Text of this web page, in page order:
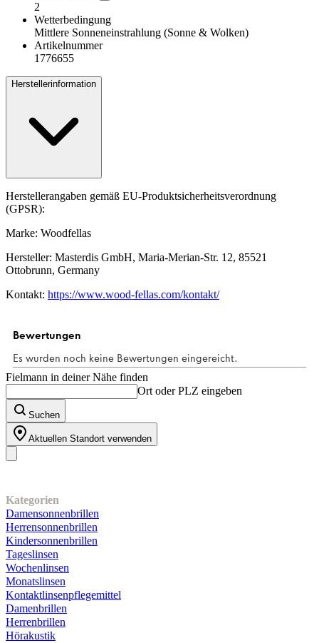
2
Wetterbedingung
Mittlere Sonneneinstrahlung (Sonne & Wolken)
Artikelnummer
1776655
Herstellerinformation
Herstellerangaben gemäß EU-Produktsicherheitsverordnung
(GPSR):
Marke: Woodfellas
Hersteller: Masterdis GmbH, Maria-Merian-Str. 12, 85521
Ottobrunn, Germany
Kontakt: https://www.wood-fellas.com/kontakt/
Fielmann in deiner Nähe finden
Ort oder PLZ eingeben
Suchen
Aktuellen Standort verwenden
Kategorien
Damensonnenbrillen
Herrensonnenbrillen
Kindersonnenbrillen
Tageslinsen
Wochenlinsen
Monatslinsen
Kontaktlinsenpflegemittel
Damenbrillen
Herrenbrillen
Hörakustik